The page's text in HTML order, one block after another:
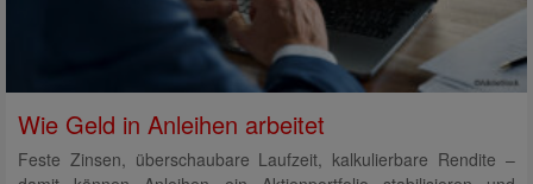
Wie Geld in Anleihen arbeitet
Feste Zinsen, überschaubare Laufzeit, kalkulierbare Rendite –